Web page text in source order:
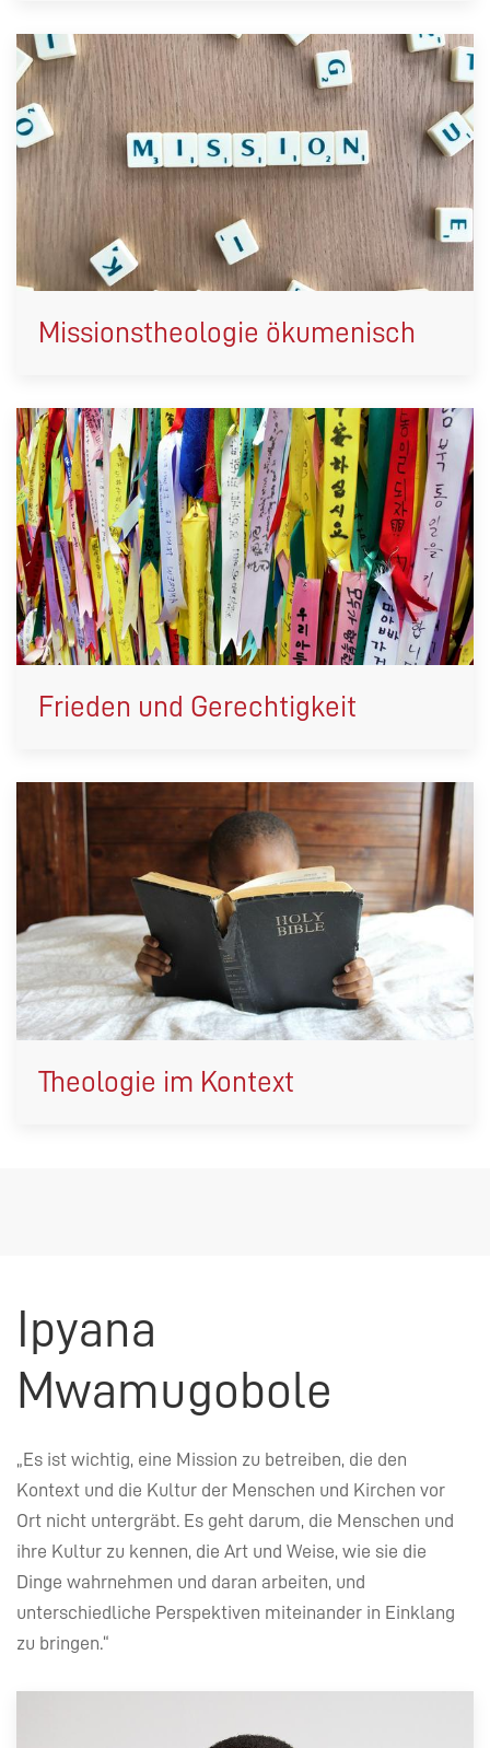
Missionstheologie ökumenisch
Frieden und Gerechtigkeit
Theologie im Kontext
Ipyana
Mwamugobole
„Es ist wichtig, eine Mission zu betreiben, die den
Kontext und die Kultur der Menschen und Kirchen vor
Ort nicht untergräbt. Es geht darum, die Menschen und
ihre Kultur zu kennen, die Art und Weise, wie sie die
Dinge wahrnehmen und daran arbeiten, und
unterschiedliche Perspektiven miteinander in Einklang
zu bringen.“